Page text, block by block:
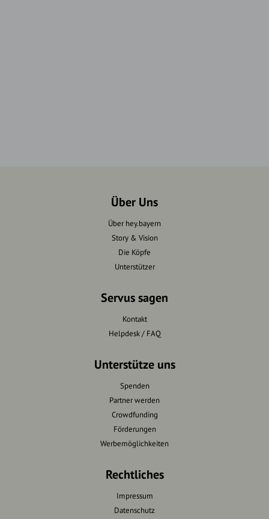
Über Uns
Über hey.bayern
Story & Vision
Die Köpfe
Unterstützer
Servus sagen
Kontakt
Helpdesk / FAQ
Unterstütze uns
Spenden
Partner werden
Crowdfunding
Förderungen
Werbemöglichkeiten
Rechtliches
Impressum
Datenschutz